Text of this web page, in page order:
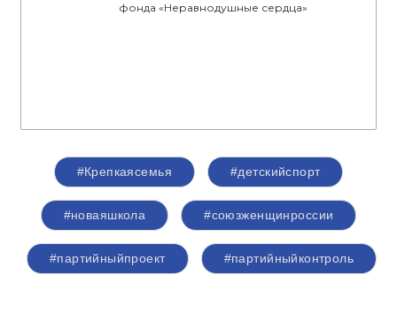
фонда «Неравнодушные сердца»
#Крепкаясемья #детскийспорт
#новаяшкола #союзженщинроссии
#партийныйпроект #партийныйконтроль